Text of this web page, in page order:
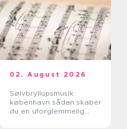
02. August 2026
Sølvbryllupsmusik
københavn sådan skaber
du en uforglemmelig